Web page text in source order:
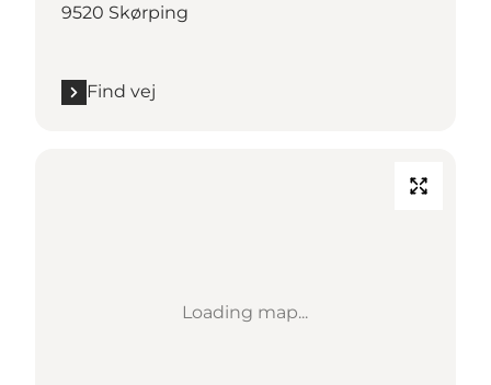
9520 Skørping
Find vej
Loading map...